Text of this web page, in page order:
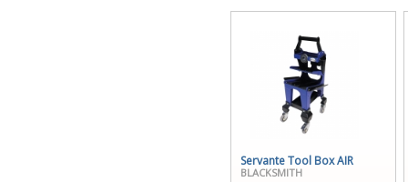
Servante Tool Box AIR
BLACKSMITH